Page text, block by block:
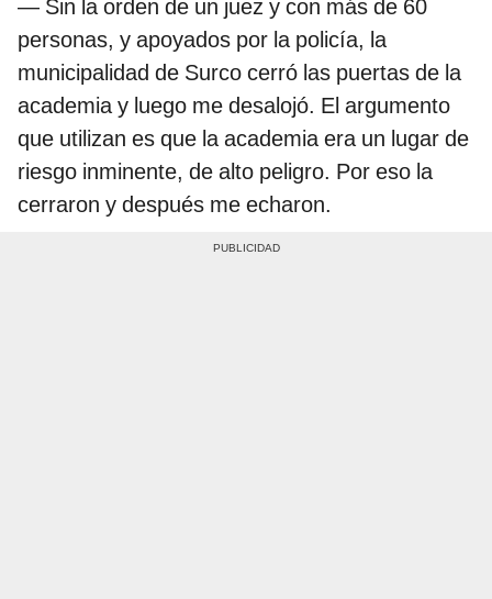
— Sin la orden de un juez y con más de 60
personas, y apoyados por la policía, la
municipalidad de Surco cerró las puertas de la
academia y luego me desalojó. El argumento
que utilizan es que la academia era un lugar de
riesgo inminente, de alto peligro. Por eso la
cerraron y después me echaron.